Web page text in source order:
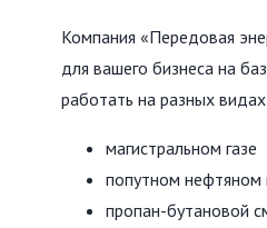
Компания «Передовая
для вашего бизнеса на
работать на разных
магистральном газе
попутном нефтяном
пропан-бутановой